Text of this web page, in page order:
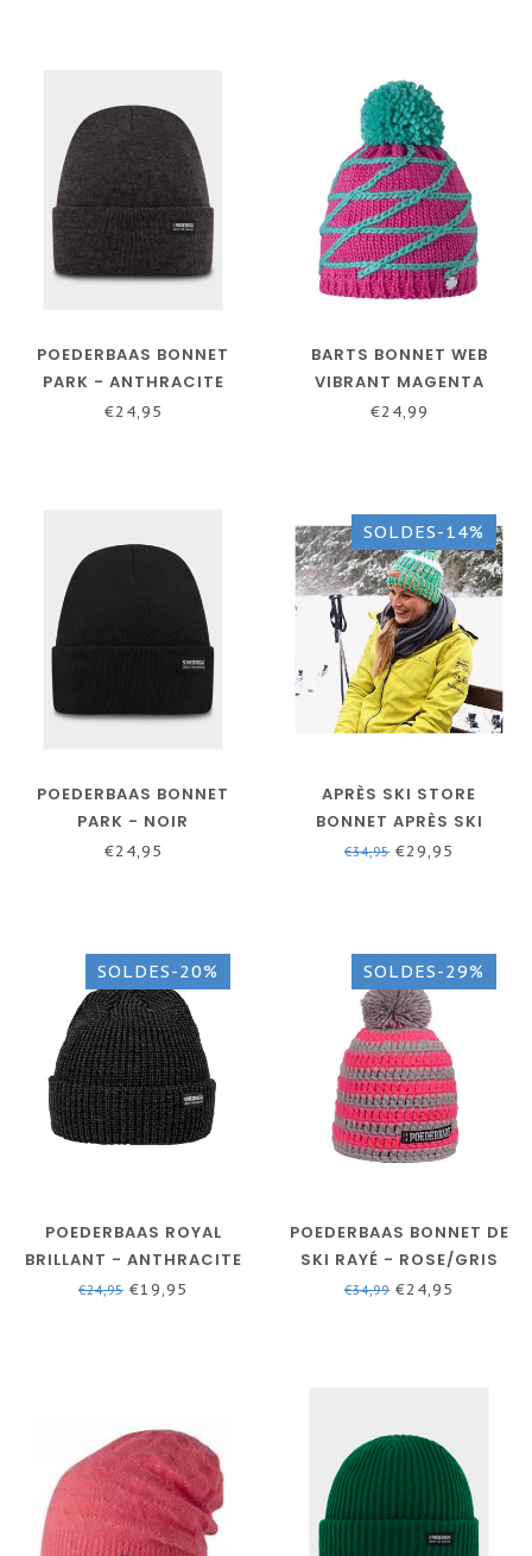
POEDERBAAS BONNET
PARK - ANTHRACITE
€24,95
BARTS BONNET WEB
VIBRANT MAGENTA
€24,99
POEDERBAAS BONNET
PARK - NOIR
€24,95
SOLDES-14%
APRÈS SKI STORE
BONNET APRÈS SKI
EXPLOSION VERT
€34,95 €29,95
SOLDES-20%
POEDERBAAS ROYAL
BRILLANT - ANTHRACITE
€24,95 €19,95
SOLDES-29%
POEDERBAAS BONNET DE
SKI RAYÉ - ROSE/GRIS
€34,99 €24,95